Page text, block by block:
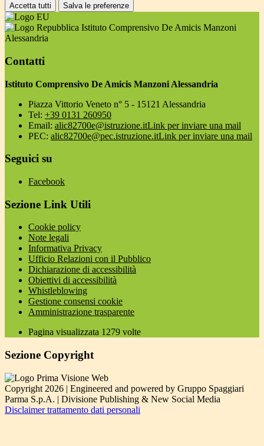
Accetta tutti Salva le preferenze
Istituto Comprensivo De Amicis Manzoni
Alessandria
Contatti
Istituto Comprensivo De Amicis Manzoni Alessandria
Piazza Vittorio Veneto n° 5 - 15121 Alessandria
Tel: +39 0131 260950
Email: alic82700e@istruzione.itLink per inviare una mail
PEC: alic82700e@pec.istruzione.itLink per inviare una mail
Seguici su
Facebook
Sezione Link Utili
Cookie policy
Note legali
Informativa Privacy
Ufficio Relazioni con il Pubblico
Dichiarazione di accessibilità
Obiettivi di accessibilità
Whistleblowing
Gestione consensi cookie
Amministrazione trasparente
Pagina visualizzata 1279 volte
Sezione Copyright
Copyright 2026 | Engineered and powered by Gruppo Spaggiari
Parma S.p.A. | Divisione Publishing & New Social Media
Disclaimer trattamento dati personali